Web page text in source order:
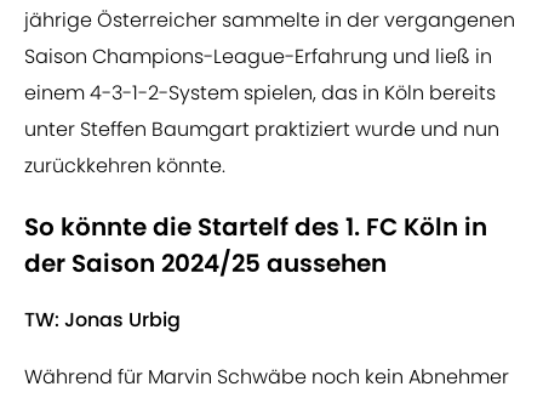
jährige Österreicher sammelte in der vergangenen
Saison Champions-League-Erfahrung und ließ in
einem 4-3-1-2-System spielen, das in Köln bereits
unter Steffen Baumgart praktiziert wurde und nun
zurückkehren könnte.
So könnte die Startelf des 1. FC Köln in
der Saison 2024/25 aussehen
TW: Jonas Urbig
Während für Marvin Schwäbe noch kein Abnehmer